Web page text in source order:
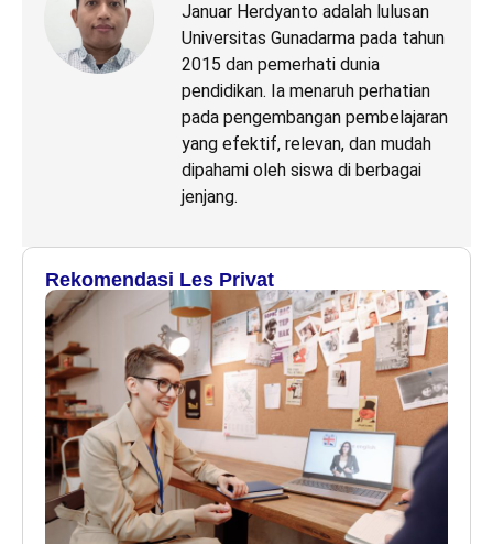
Januar Herdyanto adalah lulusan
Universitas Gunadarma pada tahun
2015 dan pemerhati dunia
pendidikan. Ia menaruh perhatian
pada pengembangan pembelajaran
yang efektif, relevan, dan mudah
dipahami oleh siswa di berbagai
jenjang.
Rekomendasi Les Privat